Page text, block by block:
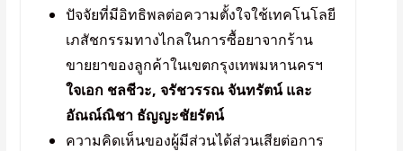
ปัจจัยที่มีอิทธิพลต่อความตั้งใจใช้เทคโนโลยี
เภสัชกรรมทางไกลในการซื้อยาจากร้าน
ขายยาของลูกค้าในเขตกรุงเทพมหานครฯ
ใจเอก ชลชีวะ, จรัชวรรณ จันทรัตน์ และ
อัณณ์ณิชา ธัญญะชัยรัตน์
ความคิดเห็นของผู้มีส่วนได้ส่วนเสียต่อการ